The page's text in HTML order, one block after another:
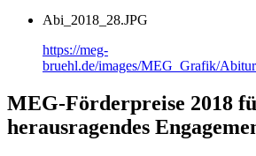
Abi_2018_28.JPG
https://meg-
bruehl.de/images/MEG_Grafik/
MEG-Förderpreise 2018
herausragendes